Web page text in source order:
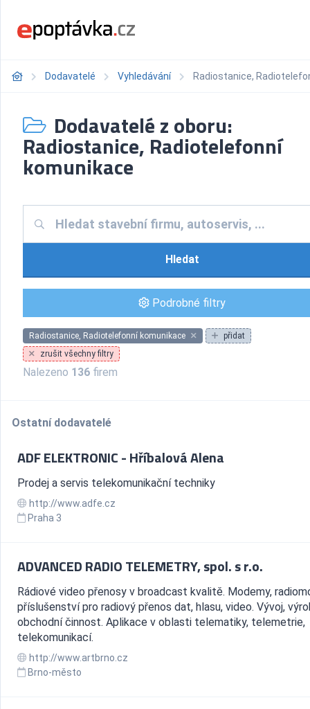
Dodavatelé Vyhledávání Radiostanice,
Dodavatelé z oboru:
Radiostanice, Radiotelefonní
komunikace
Hledat
Podrobné filtry
Radiostanice, Radiotelefonní komunikace
přidat
zrušit všechny filtry
Nalezeno 136 firem
Ostatní dodavatelé
ADF ELEKTRONIC - Hříbalová Alena
Prodej a servis telekomunikační techniky
http://www.adfe.cz
Praha 3
ADVANCED RADIO TELEMETRY, spol. s r.o.
Rádiové video přenosy v broadcast kvalitě. Modemy,
příslušenství pro radiový přenos dat, hlasu, video. Vývoj,
obchodní činnost. Aplikace v oblasti telematiky, telemetrie,
telekomunikací.
http://www.artbrno.cz
Brno-město